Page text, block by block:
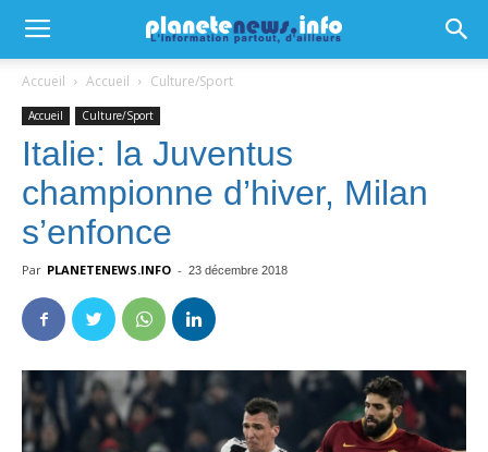
Accueil Accueil Culture/Sport
Accueil Culture/Sport
Italie: la Juventus
championne d’hiver, Milan
s’enfonce
Par PLANETENEWS.INFO - 23 décembre 2018